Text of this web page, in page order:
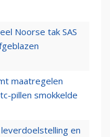
Noorse tak SAS
maatregelen
pillen smokkelde
en